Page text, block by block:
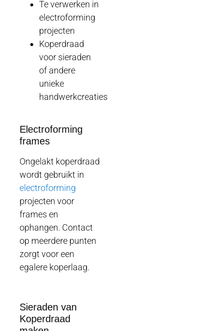
Te verwerken in
electroforming
projecten
Koperdraad
voor sieraden
of andere
unieke
handwerkcreaties
Electroforming
frames
Ongelakt koperdraad
wordt gebruikt in
electroforming
projecten voor
frames en
ophangen. Contact
op meerdere punten
zorgt voor een
egalere koperlaag.
Sieraden van
Koperdraad